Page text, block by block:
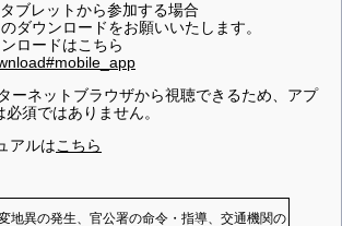
ブレットから参加する場合
ダウンロードをお願いいたします。
ロードはこちら
ーネットブラウザから視聴できるため、アプ
須ではありません。
アルはこちら
地異の発生、官公署の命令・指導、交通機関の